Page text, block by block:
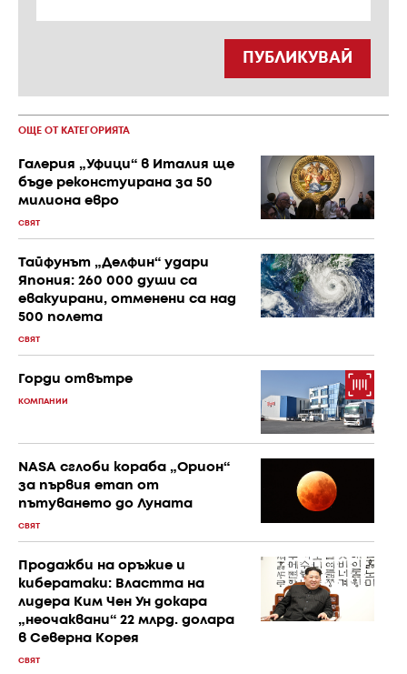
ПУБЛИКУВАЙ
ОЩЕ ОТ КАТЕГОРИЯТА
Галерия „Уфици“ в Италия ще
бъде реконстуирана за 50
милиона евро
СВЯТ
Тайфунът „Делфин“ удари
Япония: 260 000 души са
евакуирани, отменени са над
500 полета
СВЯТ
Горди отвътре
КОМПАНИИ
NASA сглоби кораба „Орион“
за първия етап от
пътуването до Луната
СВЯТ
Продажби на оръжие и
кибератаки: Властта на
лидера Ким Чен Ун докара
„неочаквани“ 22 млрд. долара
в Северна Корея
СВЯТ